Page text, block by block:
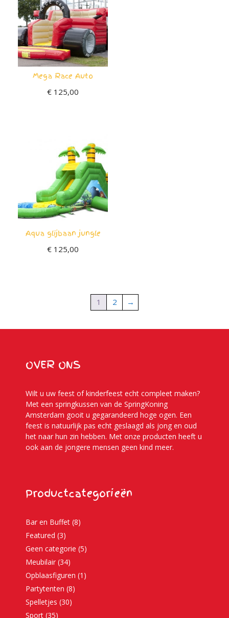
Mega Race Auto
€ 125,00
Aqua glijbaan jungle
€ 125,00
1 2 →
OVER ONS
Wilt u uw feest of kinderfeest echt compleet maken?
Met een springkussen van de SpringKoning
Amsterdam gooit u gegarandeerd hoge ogen. Een
feest is natuurlijk pas echt geslaagd als jong en oud
het naar hun zin hebben. Met onze producten heeft u
ook aan de jongere mensen geen kind meer.
Productcategorieën
Bar en Buffet (8)
Featured (3)
Geen categorie (5)
Meubilair (34)
Opblaasfiguren (1)
Partytenten (8)
Spelletjes (30)
Sport (35)